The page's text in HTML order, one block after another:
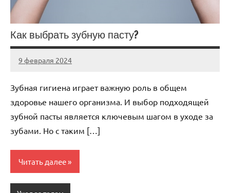
Как выбрать зубную пасту?
9 февраля 2024
Avtor
Нет
Зубная гигиена играет важную роль в общем
здоровье нашего организма. И выбор подходящей
зубной пасты является ключевым шагом в уходе за
зубами. Но с таким […]
Читать далее